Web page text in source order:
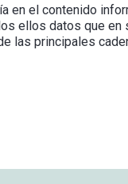
en el contenido
ellos datos que en
las principales